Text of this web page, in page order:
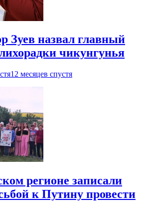
Зуев назвал главный
чикунгунья
12 месяцев спустя
регионе записали
к Путину провести